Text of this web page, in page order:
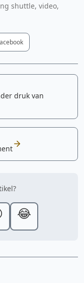
shuttle, video,
druk van
😂